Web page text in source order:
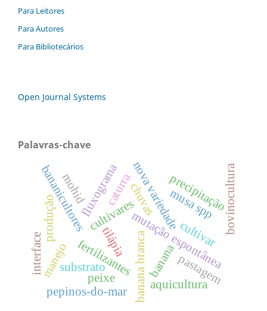
Para Leitores
Para Autores
Para Bibliotecários
Open Journal Systems
Palavras-chave
musa spp
banana branca
mutação espontânea
substrato
cultivares
fertilizantes banana
nova variedade
chuvas precipitação
manejo
bananicultoresfluxograma
tilápia
aquicultura
peixe
produção
caturra
cultivar
pastagem
bovinocultura
pepinos-do-mar
mohid
interface